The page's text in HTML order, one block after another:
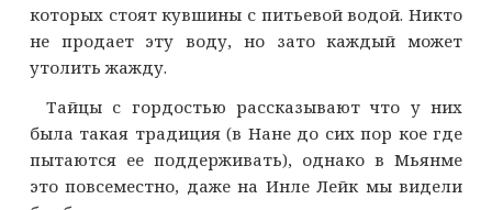
которых стоят кувшины с питьевой водой. Никто
не продает эту воду, но зато каждый может
утолить жажду.
Тайцы с гордостью рассказывают что у них
была такая традиция (в Нане до сих пор кое где
пытаются ее поддерживать), однако в Мьянме
это повсеместно, даже на Инле Лейк мы видели